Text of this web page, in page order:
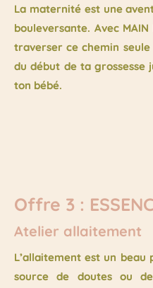
La maternité est une
bouleversante. Avec MAIN
traverser ce chemin seule
du début de ta grossesse
ton bébé.
Offre 3 :
Atelier allaitement
L’allaitement est un
source de doutes ou de